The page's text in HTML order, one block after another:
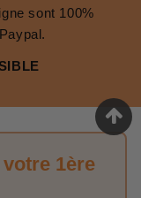
sont 100%
1ère